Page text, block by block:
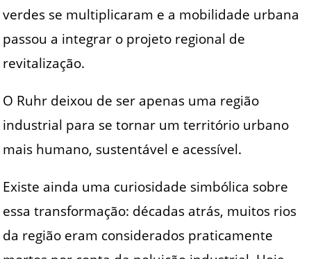
verdes se multiplicaram e a mobilidade urbana
passou a integrar o projeto regional de
revitalização.
O Ruhr deixou de ser apenas uma região
industrial para se tornar um território urbano
mais humano, sustentável e acessível.
Existe ainda uma curiosidade simbólica sobre
essa transformação: décadas atrás, muitos rios
da região eram considerados praticamente